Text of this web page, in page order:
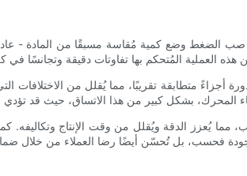
صب الضغط وضع كمية مُقاسة مسبقًا من المادة
متطابقة تقريبًا، مما يُقلل من الاختلافات
يُعزز الدقة ويُقلل من وقت الإنتاج وتكاليفه.